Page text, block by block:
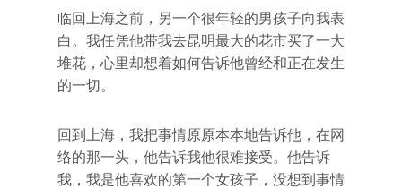
临回上海之前，另一个很年轻的男孩子向我表
白。我任凭他带我去昆明最大的花市买了一大
堆花，心里却想着如何告诉他曾经和正在发生
的一切。
回到上海，我把事情原原本本地告诉他，在网
络的那一头，他告诉我他很难接受。他告诉
我，我是他喜欢的第一个女孩子，没想到事情